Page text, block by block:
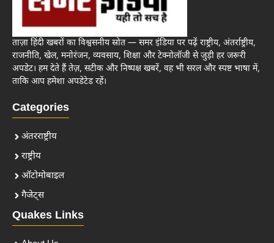
ताज़ा हिंदी खबरों का विश्वसनीय स्रोत — समर इंडिया पर पढ़ें राष्ट्रीय, अंतर्राष्ट्रीय,
राजनीति, खेल, मनोरंजन, व्यवसाय, शिक्षा और टेक्नोलॉजी से जुड़ी हर जरूरी
अपडेट। हम देते हैं तेज़, सटीक और निष्पक्ष खबरें, वह भी सरल और स्पष्ट भाषा में,
ताकि आप हमेशा अपडेटेड रहें।
Categories
अंतरराष्ट्रीय
राष्ट्रीय
ऑटोमोबाइल
गैजेट्स
Quakes Links